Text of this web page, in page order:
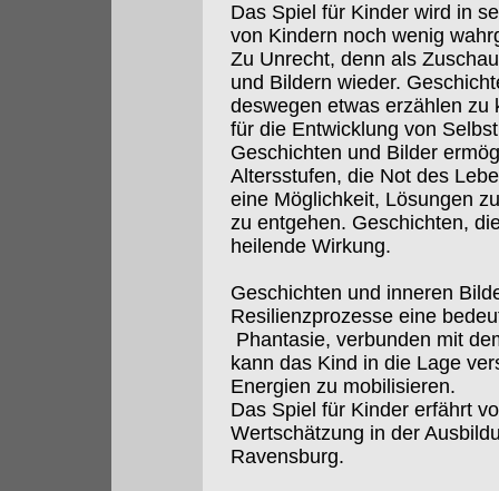
Das Spiel für Kinder wird in
von Kindern noch wenig
Zu Unrecht, denn als
und Bildern wieder.
deswegen etwas erzählen zu
für die Entwicklung von
Geschichten und Bilder
Altersstufen, die Not des
eine Möglichkeit, Lösungen
zu entgehen. Geschichten,
heilende Wirkung.
Geschichten und inneren
Resilienzprozesse eine
Phantasie, verbunden mit
kann das Kind in die Lage
Energien zu mobilisieren.
Das Spiel für Kinder erfährt
Wertschätzung in der
Ravensburg.